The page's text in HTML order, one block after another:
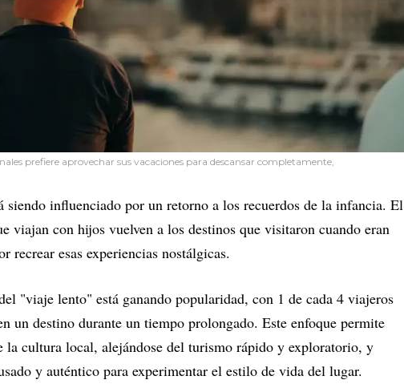
prefiere aprovechar sus vacaciones para descansar completamente,
siendo influenciado por un retorno a los recuerdos de la infancia. El
viajan con hijos vuelven a los destinos que visitaron cuando eran
recrear esas experiencias nostálgicas.
"viaje lento" está ganando popularidad, con 1 de cada 4 viajeros
un destino durante un tiempo prolongado. Este enfoque permite
la cultura local, alejándose del turismo rápido y exploratorio, y
y auténtico para experimentar el estilo de vida del lugar.